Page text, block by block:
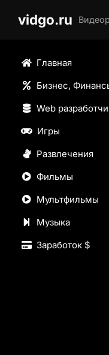
vidgo.ru
Главная
Бизнес,
Web
Игры
Развлечения
Фильмы
Мультфильмы
Музыка
Заработок $